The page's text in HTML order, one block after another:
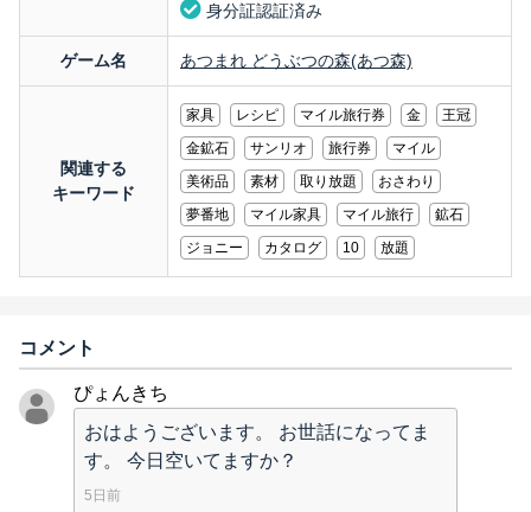
身分証認証済み
ゲーム名 あつまれ どうぶつの森(あつ森)
関連する
キーワード
家具 レシピ マイル旅行券 金
王冠
金鉱石
サンリオ 旅行券
マイル
美術品
素材 取り放題
おさわり
夢番地
マイル家具 マイル旅行
鉱石
ジョニー
カタログ 10 放題
コメント
ぴょんきち
おはようございます。 お世話になってま
す。 今日空いてますか？
5日前